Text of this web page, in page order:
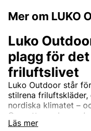
Mer om LUKO
Läs mer
Luko
plagg för
friluftslivet
Luko Outdoor står
stilrena
nordiska klimatet –
Oavsett om du
eller cyklar genom